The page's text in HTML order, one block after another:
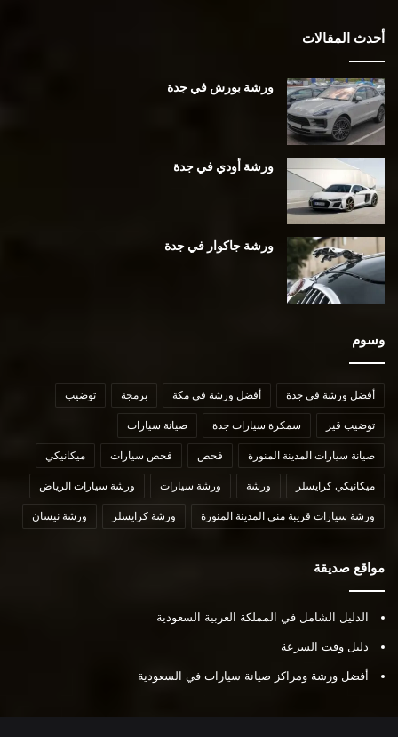
أحدث المقالات
ورشة بورش في جدة
ورشة أودي في جدة
ورشة جاكوار في جدة
وسوم
أفضل ورشة في جدة أفضل ورشة في مكة برمجة توضيب
توضيب قير سمكرة سيارات جدة صيانة سيارات
صيانة سيارات المدينة المنورة فحص فحص سيارات ميكانيكي
ميكانيكي كرايسلر ورشة ورشة سيارات ورشة سيارات الرياض
ورشة سيارات قريبة مني المدينة المنورة ورشة كرايسلر ورشة نيسان
مواقع صديقة
الدليل الشامل في المملكة العربية السعودية
دليل وقت السرعة
أفضل ورشة ومراكز صيانة سيارات في السعودية